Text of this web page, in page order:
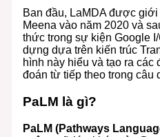
Ban đầu, LaMDA được
Meena vào năm 2020 và
thức trong sự kiện Google
dựng dựa trên kiến trúc
hình này hiểu và tạo ra các
đoán từ tiếp theo trong câu
PaLM là gì?
PaLM (Pathways